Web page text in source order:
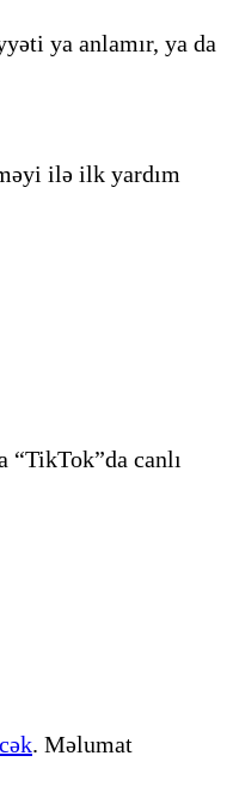
ya anlamır, ya da
ilə ilk yardım
canlı
. Məlumat